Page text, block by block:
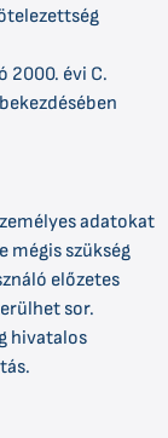
2000. évi C.
adatokat
mégis szükség
előzetes
sor.
hivatalos